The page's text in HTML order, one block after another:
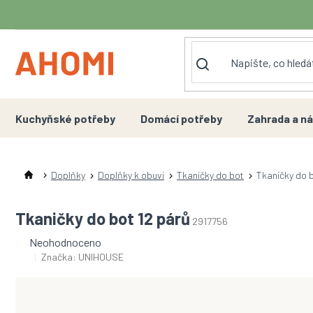
obsah
Kuchyňské potřeby Domácí potřeby Zahrada a
Doplňky Doplňky k obuvi Tkaničky do bot Tkaničky do
Tkaničky do bot 12 párů 2917756
Průměrné
hodnocení
Neohodnoceno
Značka: UNIHOUSE